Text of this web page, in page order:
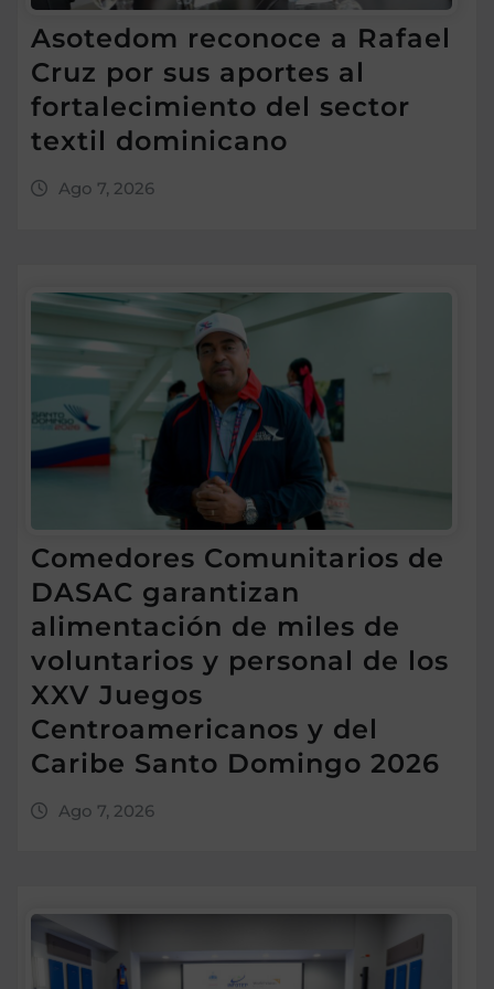
Asotedom reconoce a Rafael
Cruz por sus aportes al
fortalecimiento del sector
textil dominicano
Ago 7, 2026
Comedores Comunitarios de
DASAC garantizan
alimentación de miles de
voluntarios y personal de los
XXV Juegos
Centroamericanos y del
Caribe Santo Domingo 2026
Ago 7, 2026